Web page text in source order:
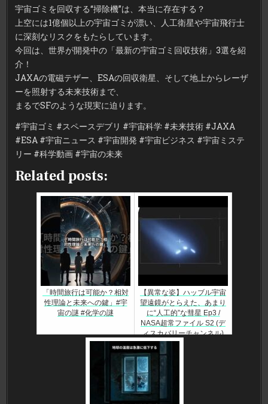
3
選
宇宙ゴミを回収する“掃除機”は、本当に存在する？
上空には1億個以上の宇宙ゴミが漂い、人工衛星や宇宙飛行士
に深刻なリスクをもたらしています。
今回は、世界が開発中の「最新の宇宙ゴミ回収技術」3選を紹
介！
JAXAの電磁テザー、ESAの回収衛星、そして地上からレーザ
ーを照射する未来技術まで、
まるでSFのような現実に迫ります。
#宇宙ゴミ #スペースデブリ #宇宙科学 #未来技術 #JAXA
#ESA #宇宙ニュース #宇宙開発 #宇宙ビジネス #宇宙ミステ
リー #科学動画 #宇宙の未来
Related posts:
「時間旅行は可能か？相対
性理論と未来への鍵」#宇
宙の謎 #化学の謎
【異常な姿】ハッブル宇宙
望遠鏡がとらえた、あまり
に“人工的”な彗星 Ep3 /
NASA超常ファイル S2 (デ
ィスカバリーチャンネル)